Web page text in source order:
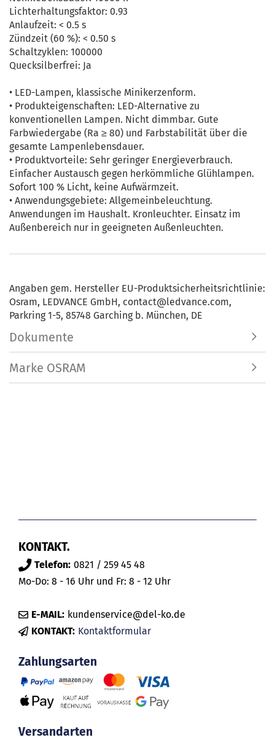
Lichterhaltungsfaktor: 0.93
Anlaufzeit: < 0.5 s
Zündzeit (60 %): < 0.50 s
Schaltzyklen: 100000
Quecksilberfrei: Ja
• LED-Lampen, klassische Minikerzenform.
• Produkteigenschaften: LED-Alternative zu
konventionellen Lampen. Nicht dimmbar. Gute
Farbwiedergabe (Ra ≥ 80) und Farbstabilität über die
gesamte Lampenlebensdauer.
• Produktvorteile: Sehr geringer Energieverbrauch.
Einfacher Austausch gegen herkömmliche Glühlampen.
Sofort 100 % Licht, keine Aufwärmzeit.
• Anwendungsgebiete: Allgemeinbeleuchtung.
Anwendungen im Haushalt. Kronleuchter. Einsatz im
Außenbereich nur in geeigneten Außenleuchten.
Angaben gem. Hersteller EU-Produktsicherheitsrichtlinie:
Osram, LEDVANCE GmbH, contact@ledvance.com,
Parkring 1-5, 85748 Garching b. München, DE
Dokumente
Marke OSRAM
KONTAKT.
Telefon: 0821 / 259 45 48
Mo-Do: 8 - 16 Uhr und Fr: 8 - 12 Uhr
E-MAIL: kundenservice@del-ko.de
KONTAKT: Kontaktformular
Zahlungsarten
Versandarten